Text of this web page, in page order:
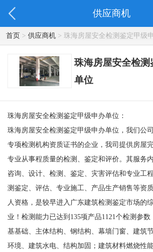
供应商机
首页> 供应商机> 珠海房屋安全检测鉴定甲级
珠海房屋安全检测
单位
珠海房屋安全检测鉴定甲级申办单位：
珠海房屋安全检测鉴定甲级申办单位，我们公
专项检测机构资质证书的企业，我司提供房屋
专业从事程质量的检测、鉴定和评价。其服务
咨询、设计、检测、鉴定、灾害评估和专业工
测鉴定、评估、专业施工、产品生产销售等资
人资格，是较早进入广东建筑检测鉴定市场的
业！检测能力已达到135项产品1121个检测参
基基础、主体结构、钢结构、幕墙门窗、建筑
环境、建筑水电、结构加固；建筑材料燃烧性